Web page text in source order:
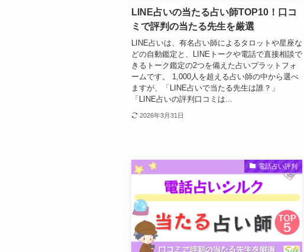
LINE占いの当たる占い師TOP10！口コ
ミで評判の当たる先生を厳選
LINE占いは、有名占い師によるタロットや星座な
どの自動鑑定と、LINEトークや電話で直接相談で
きるトーク鑑定の2つを備えた占いプラットフォ
ームです。 1,000人を超える占い師の中から選べ
ますが、「LINE占いで当たる先生は誰？」
「LINE占いの評判口コミは...
2026年3月31日
電話占い評判